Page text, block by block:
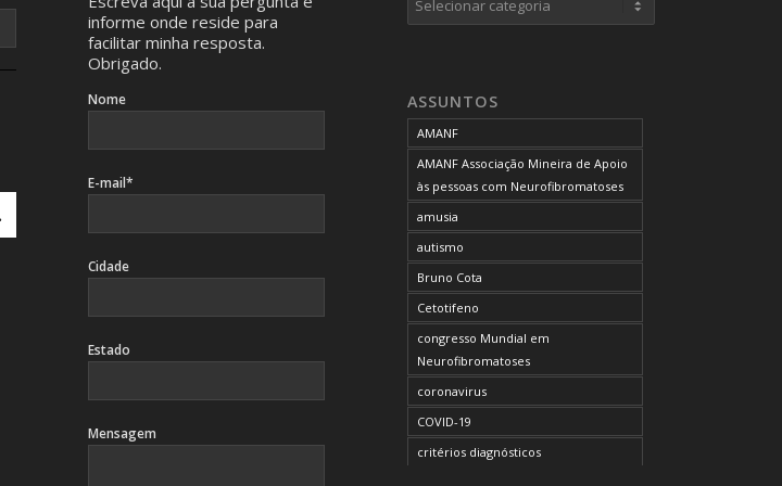
neurofibromas cutâneos
neurofibromatose do tipo 2
neurofibromatoses
OCUPAÇÃO DO BLOG
onde tratar
problemas comportamentais
reunião mensal da AMANF
selumetinibe
Sem categoria
SUS
TDAH
tratamento
informe onde reside para
facilitar minha resposta.
Obrigado.
Nome
E-mail*
Cidade
Estado
Mensagem
ASSUNTOS
AMANF
AMANF Associação Mineira de Apoio
às pessoas com Neurofibromatoses
amusia
autismo
Bruno Cota
Cetotifeno
congresso Mundial em
Neurofibromatoses
coronavirus
COVID-19
critérios diagnósticos